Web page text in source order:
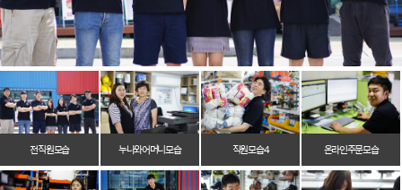
전 직원 모습 누나와 어머니 모습 직원 모습 4 온라인 주문 모습